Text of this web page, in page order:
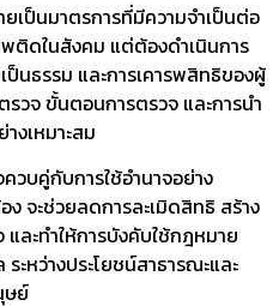
ยเป็นมาตรการที่มีความจำเป็นต่อ
ติดในสังคม แต่ต้องดำเนินการ
นธรรม และการเคารพสิทธิของผู้
วจ ขั้นตอนการตรวจ และการนำ
งเหมาะสม
วบคู่กับการใช้อำนาจอย่าง
ง จะช่วยลดการละเมิดสิทธิ สร้าง
และทำให้การบังคับใช้กฎหมาย
หว่างประโยชน์สาธารณะและ
ษย์